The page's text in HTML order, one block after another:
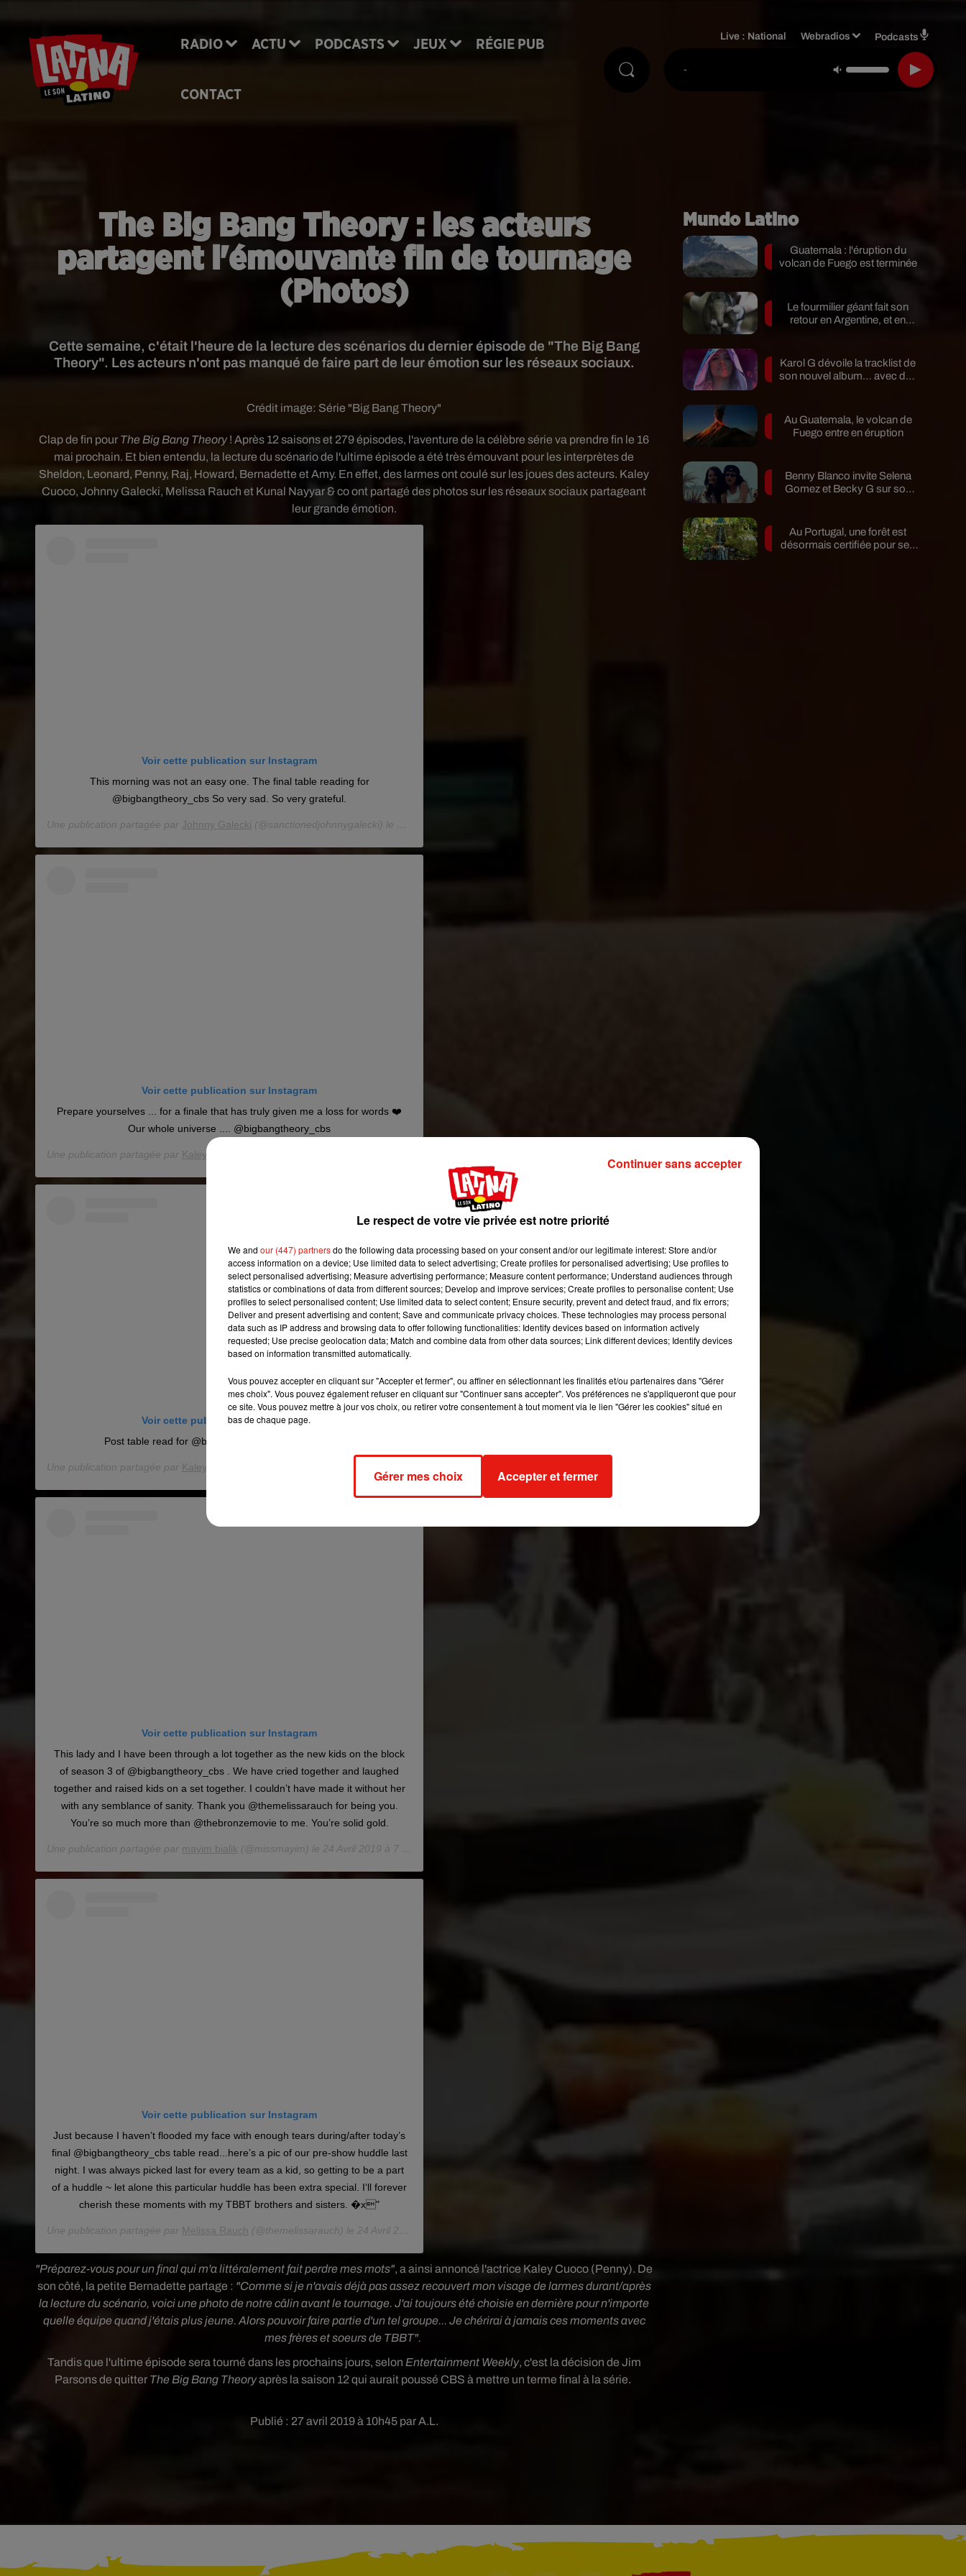
RADIO ACTU PODCASTS JEUX RÉGIE PUB
CONTACT
Live : National Webradios Podcasts
-
The Big Bang Theory : les acteurs
partagent l'émouvante fin de tournage
(Photos)
Publié : 27 avril 2019 à 10h45 par A.L.
Cette semaine, c'était l'heure de la lecture des scénarios du dernier épisode de "The Big Bang
Theory". Les acteurs n'ont pas manqué de faire part de leur émotion sur les réseaux sociaux.
Crédit image: Série "Big Bang Theory"
Clap de fin pour The Big Bang Theory! Après 12 saisons et 279 épisodes, l'aventure de la célèbre série va prendre fin le 16
mai prochain. Et bien entendu, la lecture du scénario de l'ultime épisode a été très émouvant pour les interprètes de
Sheldon, Leonard, Penny, Raj, Howard, Bernadette et Amy. En effet, des larmes ont coulé sur les joues des acteurs. Kaley
Cuoco, Johnny Galecki, Melissa Rauch et Kunal Nayyar & co ont partagé des photos sur les réseaux sociaux partageant
leur grande émotion.
Voir cette publication sur Instagram
This morning was not an easy one. The final table reading for
@bigbangtheory_cbs So very sad. So very grateful.
Une publication partagée par Johnny Galecki (@sanctionedjohnnygalecki) le
Voir cette publication sur Instagram
Prepare yourselves ... for a finale that has truly given me a loss for words ❤️
Our whole universe .... @bigbangtheory_cbs
Une publication partagée par Kaley Cuoco
Voir cette publication sur Instagram
Post table read for @bigbangtheory_cbs finale episode
Une publication partagée par Kaley Cuoco
Voir cette publication sur Instagram
This lady and I have been through a lot together as the new kids on the block
of season 3 of @bigbangtheory_cbs . We have cried together and laughed
together and raised kids on a set together. I couldn’t have made it without her
with any semblance of sanity. Thank you @themelissarauch for being you.
You’re so much more than @thebronzemovie to me. You’re solid gold.
Une publication partagée par mayim bialik (@missmayim) le 24 Avril 2019 à 7 :00 PDT
Voir cette publication sur Instagram
Just because I haven’t flooded my face with enough tears during/after today’s
final @bigbangtheory_cbs table read...here’s a pic of our pre-show huddle last
night. I was always picked last for every team as a kid, so getting to be a part
of a huddle ~ let alone this particular huddle has been extra special. I‘ll forever
cherish these moments with my TBBT brothers and sisters. �x"
Une publication partagée par Melissa Rauch (@themelissarauch) le 24 Avril 2019 à 1 :28 PDT
"Préparez-vous pour un final qui m'a littéralement fait perdre mes mots", a ainsi annoncé l'actrice Kaley Cuoco (Penny). De
son côté, la petite Bernadette partage : "Comme si je n'avais déjà pas assez recouvert mon visage de larmes durant/après
la lecture du scénario, voici une photo de notre câlin avant le tournage. J'ai toujours été choisie en dernière pour n'importe
quelle équipe quand j'étais plus jeune. Alors pouvoir faire partie d'un tel groupe... Je chérirai à jamais ces moments avec
mes frères et soeurs de TBBT".
Tandis que l'ultime épisode sera tourné dans les prochains jours, selon Entertainment Weekly, c'est la décision de Jim
Parsons de quitter The Big Bang Theoryaprès la saison 12 qui aurait poussé CBS à mettre un terme final à la série.
Mundo Latino
Guatemala : l'éruption du
volcan de Fuego est terminée
Le fourmilier géant fait son
retour en Argentine, et en
Karol G dévoile la tracklist de
son nouvel album… avec des
Au Guatemala, le volcan de
Fuego entre en éruption
Benny Blanco invite Selena
Gomez et Becky G sur son
Au Portugal, une forêt est
désormais certifiée pour ses
Le respect de votre vie privée est notre priorité
We and our (447) partnersdo the following data processing based on your consent and/or our legitimate interest: Store and/or
access information on a device; Use limited data to select advertising; Create profiles for personalised advertising; Use profiles to
select personalised advertising; Measure advertising performance; Measure content performance; Understand audiences through
statistics or combinations of data from different sources; Develop and improve services; Create profiles to personalise content; Use
profiles to select personalised content; Use limited data to select content; Ensure security, prevent and detect fraud, and fix errors;
Deliver and present advertising and content; Save and communicate privacy choices. These technologies may process personal
data such as IP address and browsing data to offer following functionalities: Identify devices based on information actively
requested; Use precise geolocation data; Match and combine data from other data sources; Link different devices; Identify devices
based on information transmitted automatically.
Vous pouvez accepter en cliquant sur "Accepter et fermer", ou affiner en sélectionnant les finalités et/ou partenaires dans "Gérer
mes choix". Vous pouvez également refuser en cliquant sur "Continuer sans accepter". Vos préférences ne s'appliqueront que pour
ce site. Vous pouvez mettre à jour vos choix, ou retirer votre consentement à tout moment via le lien "Gérer les cookies" situé en
bas de chaque page.
Gérer mes choix Accepter et fermer
Continuer sans accepter